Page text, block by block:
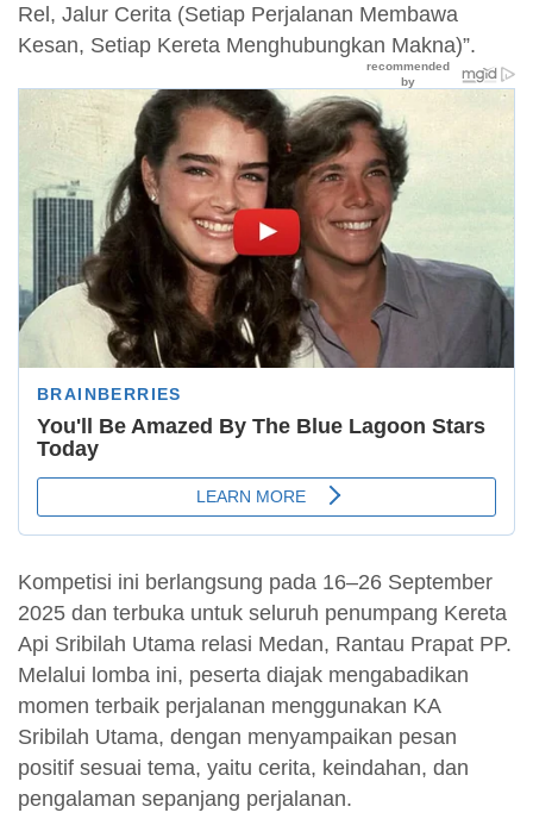
Rel, Jalur Cerita (Setiap Perjalanan Membawa
Kesan, Setiap Kereta Menghubungkan Makna)”.
Kompetisi ini berlangsung pada 16–26 September
2025 dan terbuka untuk seluruh penumpang Kereta
Api Sribilah Utama relasi Medan, Rantau Prapat PP.
Melalui lomba ini, peserta diajak mengabadikan
momen terbaik perjalanan menggunakan KA
Sribilah Utama, dengan menyampaikan pesan
positif sesuai tema, yaitu cerita, keindahan, dan
pengalaman sepanjang perjalanan.